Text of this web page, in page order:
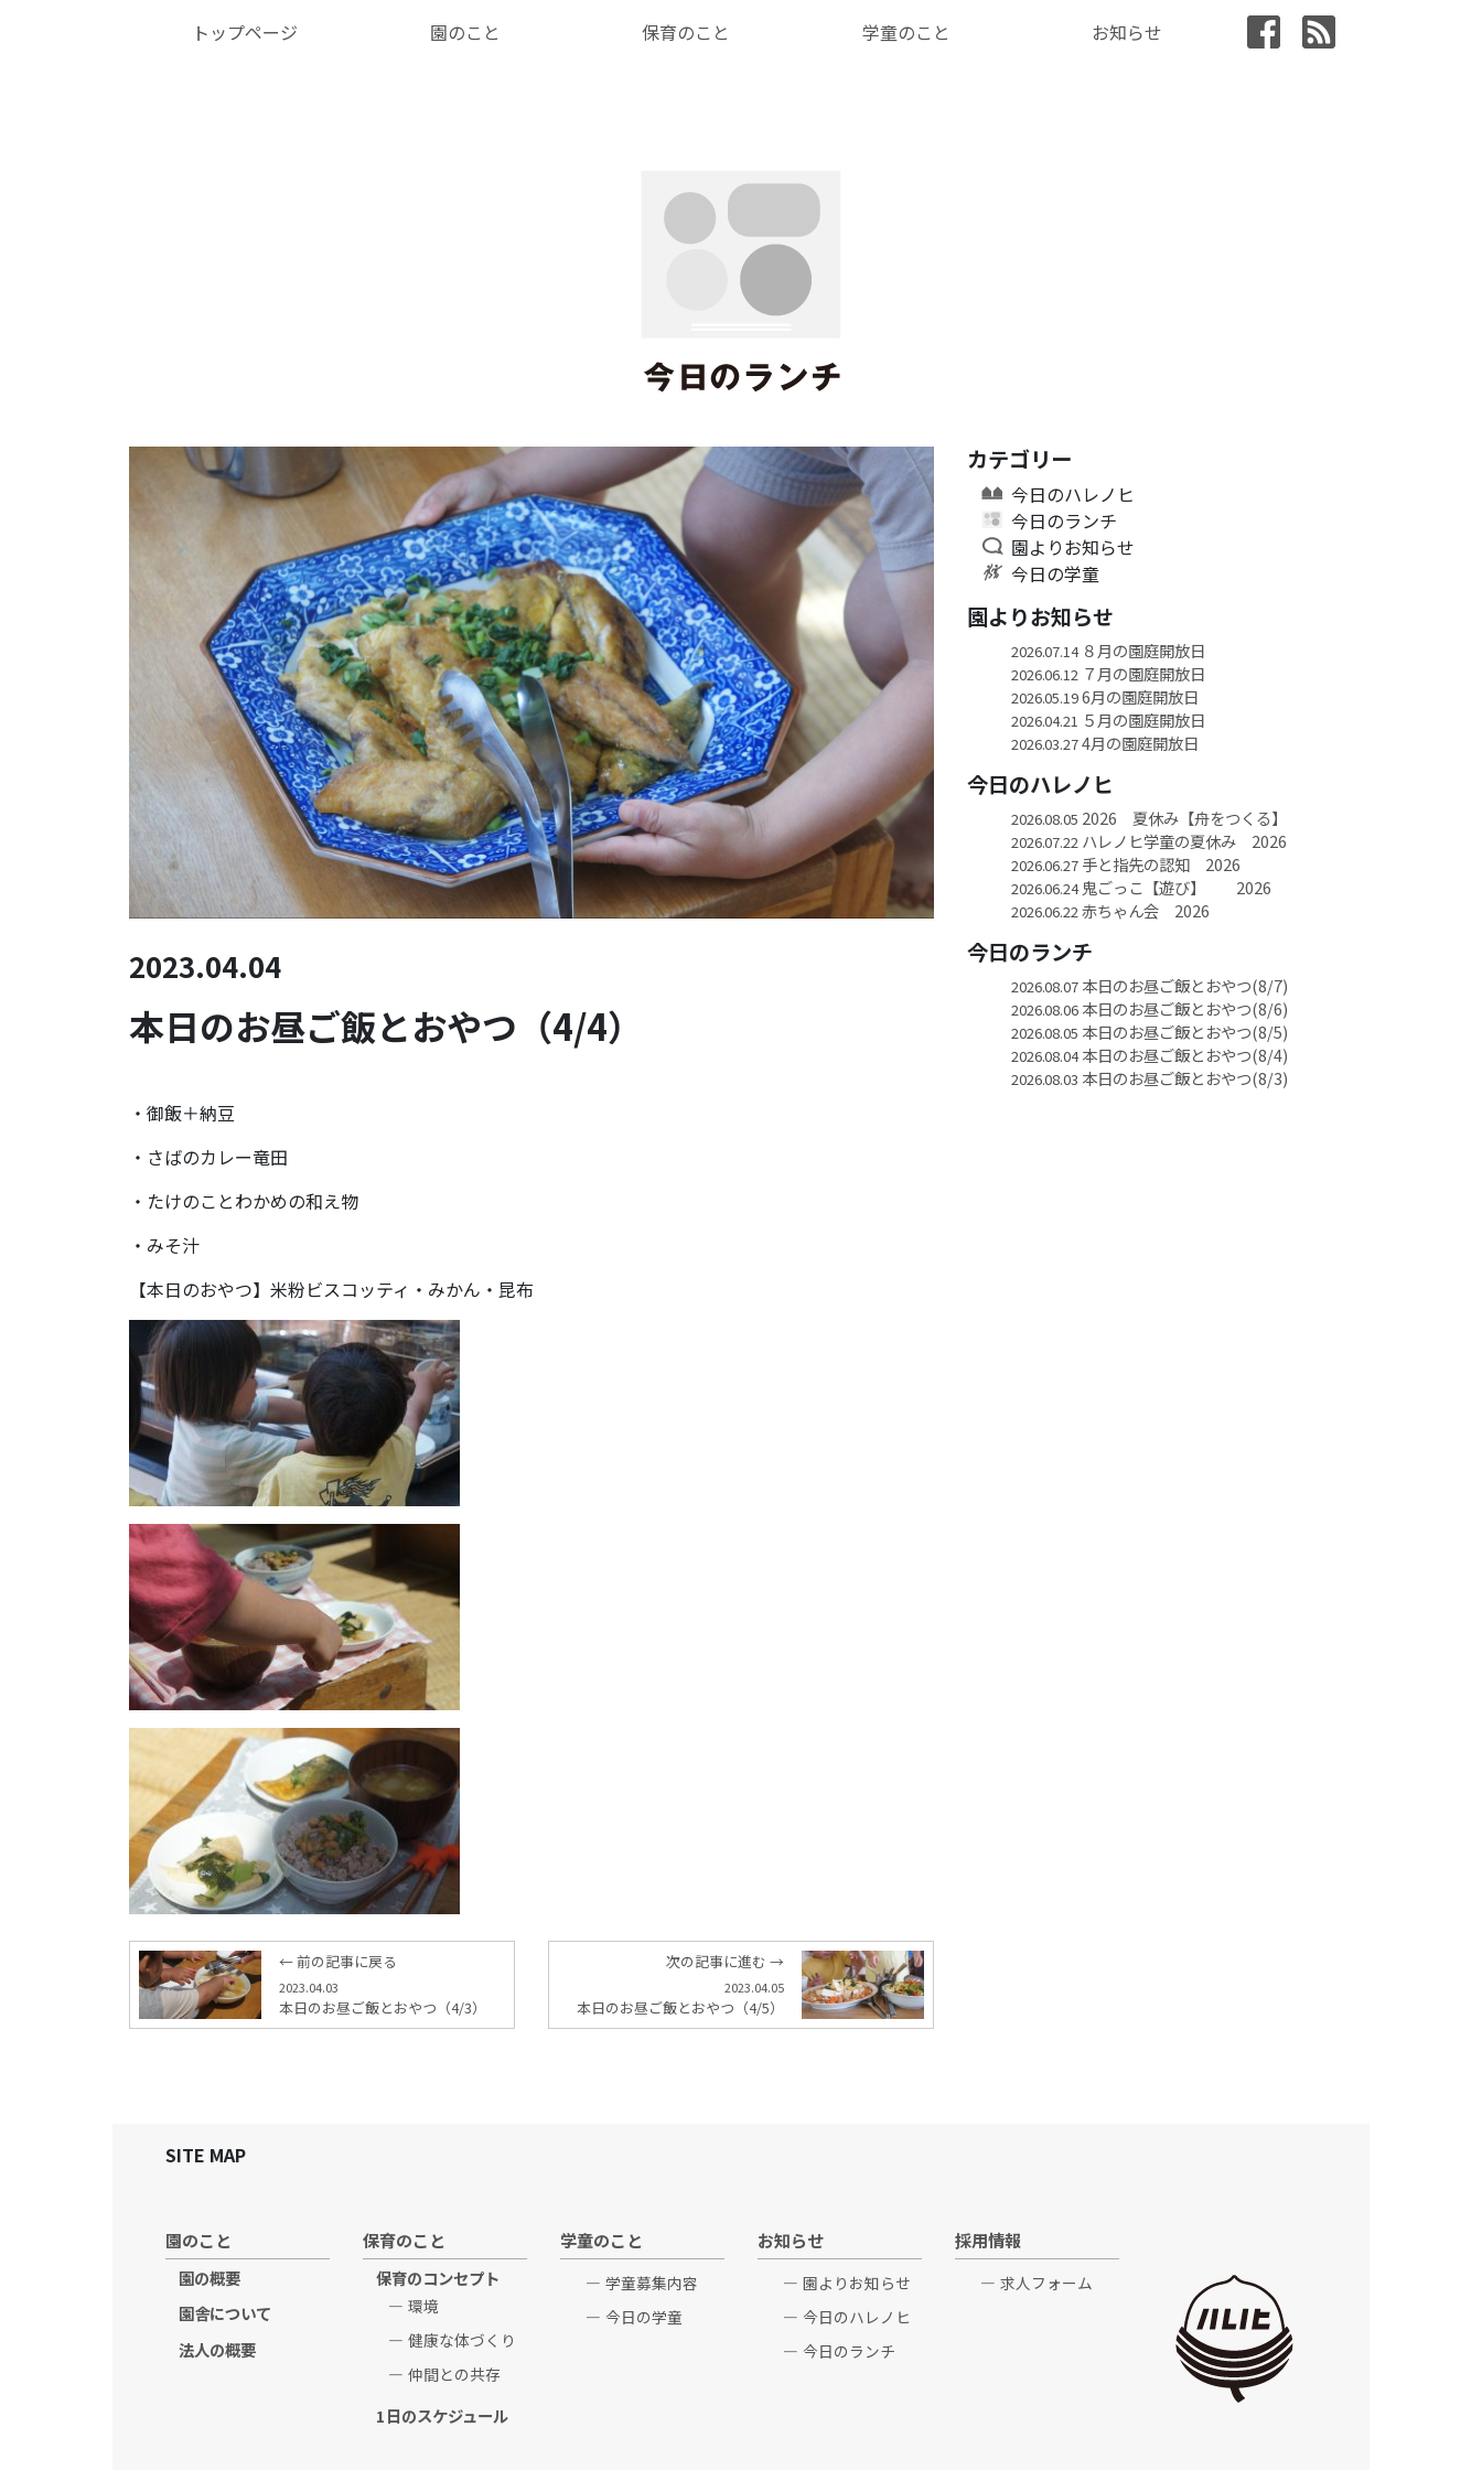
トップページ 園のこと 保育のこと 学童のこと お知らせ
2023.04.04
本日のお昼ご飯とおやつ（4/4）
・御飯＋納豆
・さばのカレー竜田
・たけのことわかめの和え物
・みそ汁
【本日のおやつ】米粉ビスコッティ・みかん・昆布
← 前の記事に戻る
2023.04.03
本日のお昼ご飯とおやつ（4/3）
次の記事に進む →
2023.04.05
本日のお昼ご飯とおやつ（4/5）
カテゴリー
今日のハレノヒ
今日のランチ
園よりお知らせ
今日の学童
園よりお知らせ
2026.07.14８月の園庭開放日
2026.06.12 ７月の園庭開放日
2026.05.196月の園庭開放日
2026.04.21 ５月の園庭開放日
2026.03.274月の園庭開放日
今日のハレノヒ
2026.08.05 2026 夏休み【舟をつくる】
2026.07.22 ハレノヒ学童の夏休み 2026
2026.06.27手と指先の認知 2026
2026.06.24鬼ごっこ【遊び】 2026
2026.06.22 赤ちゃん会 2026
今日のランチ
2026.08.07本日のお昼ご飯とおやつ(8/7)
2026.08.06本日のお昼ご飯とおやつ(8/6)
2026.08.05 本日のお昼ご飯とおやつ(8/5)
2026.08.04本日のお昼ご飯とおやつ(8/4)
2026.08.03 本日のお昼ご飯とおやつ(8/3)
SITE MAP
園のこと
園の概要
園舎について
法人の概要
保育のこと
保育のコンセプト
環境
健康な体づくり
仲間との共存
1日のスケジュール
学童のこと
学童募集内容
今日の学童
お知らせ
園よりお知らせ
今日のハレノヒ
今日のランチ
採用情報
求人フォーム